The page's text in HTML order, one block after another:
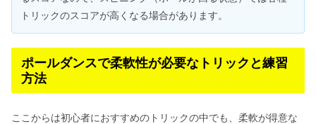
トリックのスコアが高くなる場合があります。
ポールダンスで柔軟性が必要なトリックと練習
方法
ここからは初心者におすすめのトリックの中でも、柔軟が得意な